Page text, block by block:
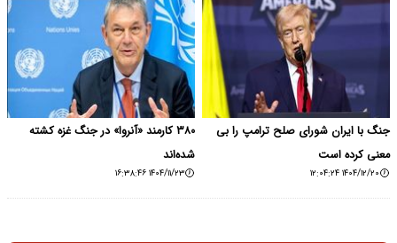
جنگ با ایران شورای صلح ترامپ را بی
معنی کرده است
۱۴۰۴/۱۲/۲۰ ۱۲:۰۴:۲۴
۳۸۰ کارمند «آنروا» در جنگ غزه کشته
شده‌اند
۱۴۰۴/۱۱/۲۳ ۱۶:۳۸:۴۶